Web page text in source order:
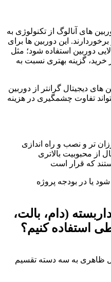
های آنالوگ از تکنولوژی به
این دوربین ها برای
دوربین استفاده شود؛ مثل
خرید، گزینه بهتری نسبت به
های دیجیتال گرانتر از دوربین
تفاوت چشمگیری در هزینه
تر و نصب و راه اندازی
از محبوبیت بالاتری
که قرار است
یا در بودجه پروژه
(دام، بالت،
استفاده کنیم؟
ظاهری به سه دسته تقسیم